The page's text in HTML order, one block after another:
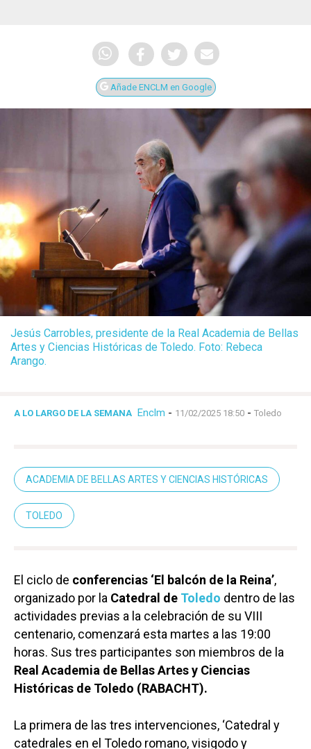
Añade ENCLM en Google
Jesús Carrobles, presidente de la Real Academia de Bellas
Artes y Ciencias Históricas de Toledo. Foto: Rebeca
Arango.
A LO LARGO DE LA SEMANA Enclm - 11/02/2025 18:50 - Toledo
ACADEMIA DE BELLAS ARTES Y CIENCIAS HISTÓRICAS
TOLEDO
El ciclo de conferencias ‘El balcón de la Reina’,
organizado por la Catedral de Toledo dentro de las
actividades previas a la celebración de su VIII
centenario, comenzará esta martes a las 19:00
horas. Sus tres participantes son miembros de la
Real Academia de Bellas Artes y Ciencias
Históricas de Toledo (RABACHT).
La primera de las tres intervenciones, ‘Catedral y
catedrales en el Toledo romano, visigodo y